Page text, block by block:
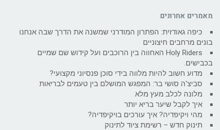
מאמרים אחרונים
כיפה גאודזית: הפתרון המודרני שמשנה את הדרך שבה אנחנו
בונים מרחבים חיצוניים
Holy Riders האחווה בין הרוכבים ועל קידוש שם שמיים
בכבישים.
מדוע חשוב להיות מלווה בידי סוכן פנסיוני מקצועי?
סביצ'ה סושי בר: המפגש המושלם בין טעמים לבריאות
מלונה לכלב מעץ מלא
איך לקבל שיער בריא יותר
מהי ויקיפדיה? איך עורכים בויקיפדיה?
תינוק חדש – רשימת ציוד לתינוק